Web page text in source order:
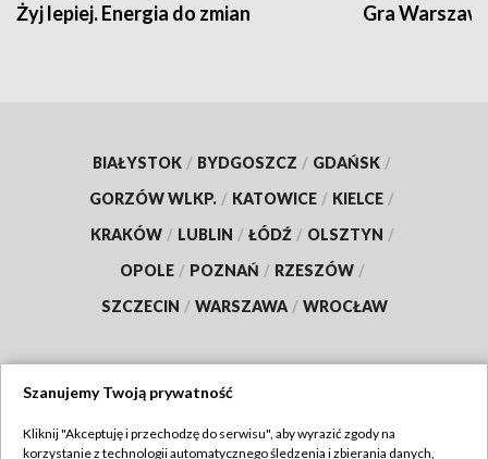
Żyj lepiej. Energia do zmian Gra
BIAŁYSTOK / BYDGOSZCZ / GDAŃSK /
GORZÓW WLKP. / KATOWICE / KIELCE /
KRAKÓW / LUBLIN / ŁÓDŹ / OLSZTYN /
OPOLE / POZNAŃ / RZESZÓW /
SZCZECIN / WARSZAWA / WROCŁAW
Szanujemy Twoją prywatność
Kliknij "Akceptuję i przechodzę do serwisu", aby wyrazić zgody na
korzystanie z technologii automatycznego śledzenia i zbierania danych,